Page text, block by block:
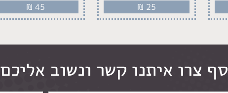
₪ 25
₪ 45
צרו איתנו קשר ונשוב אליכם